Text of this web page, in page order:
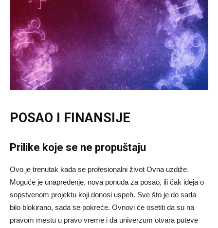
POSAO I FINANSIJE
Prilike koje se ne propuštaju
Ovo je trenutak kada se profesionalni život Ovna uzdiže.
Moguće je unapređenje, nova ponuda za posao, ili čak ideja o
sopstvenom projektu koji donosi uspeh. Sve što je do sada
bilo blokirano, sada se pokreće. Ovnovi će osetiti da su na
pravom mestu u pravo vreme i da univerzum otvara puteve